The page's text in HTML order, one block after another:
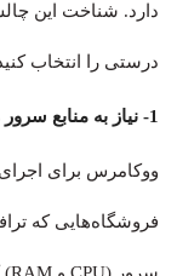
دارد. شناخت این
درستی را انتخاب
1- نیاز به منابع سرور مناسب:
ووکامرس برای
فروشگاه‌هایی که